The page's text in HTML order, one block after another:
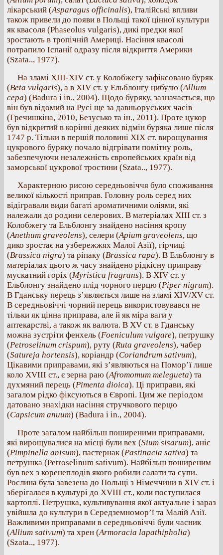
лікарський (Asparagus officinalis), Італійські впливи
також привели до появи в Польщі такої цінної культури
як квасоля (Phaseolus vulgaris), дикі предки якої
зростають в тропічній Америці. Насіння квасолі
потрапило Іспанії одразу після відкриття Америки
(Szata.., 1977).
На зламі XIII-XIV ст. у Колобжегу зафіксовано буряк
(Beta vulgaris), а в XIV ст. у Ельблонгу цибулю (Allium
cepa) (Badura i in., 2004). Щодо буряку, зазначається, що
він був відомий на Русі ще за давньоруських часів
(Гречишкіна, 2010, Безусько та ін., 2011). Проте цукор
був відкритий в корінні деяких відмін буряка лише після
1747 р. Тільки в першій половині ХІХ ст. вирощування
цукрового буряку почало відгрівати помітну роль,
забезпечуючи незалежність європейських країн від
заморської цукрової тростини (Szata.., 1977).
Характерною рисою середньовіччя було споживання
великої кількості приправ. Головну роль серед них
відігравали види багаті ароматичними оліями, які
належали до родини селерових. В матеріалах XIII ст. з
Колобжегу та Ельблонгу знайдено насіння кропу
(Anethum graveolens), селери (Apium graveolens, що
дико зростає на узбережжях Малої Азії), гірчиці
(Brassica nigra) та ріпаку (Brassica rapa). В Ельблонгу в
матеріалах цього ж часу знайдено рідкісну приправу
мускатний горіх (Myristica fragrans). В XIV ст. у
Ельблонгу знайдено плід чорного перцю (Piper nigrum).
В Гданську перець з’являється лише на зламі XIV/XV ст.
В середньовіччі чорний перець використовувався не
тільки як цінна приправа, але й як міра ваги у
аптекарстві, а також як валюта. В XV ст. в Гданську
можна зустріти фенхель (Foeniculum vulgare), петрушку
(Petroselinum crispum), руту (Ruta graveolens), чабер
(Satureja hortensis), коріандр (Coriandrum sativum),
Цікавими приправами, які з’являються на Помор’ї лише
коло XVIII ст., є зерна раю (Afromomum melegueta) та
духмяний перець (Pimenta dioica). Ці приправи, які
загалом рідко фіксуються в Європі. Цим же періодом
датовано знахідки насіння стручкового перцю
(Capsicum anuum) (Badura i in., 2004).
Проте загалом найбільш поширеними приправами,
які вирощувалися на місці були вех (Sium sisarum), аніс
(Pimpinella anisum), пастернак (Pastinacia sativa) та
петрушка (Petroselinum sativum). Найбільш поширеним
був вех з коренеплодів якого робили салати та супи.
Рослина була завезена до Польщі з Німеччини в XIV ст. і
зберігалася в культурі до XVIII ст., коли поступилася
картоплі. Петрушка, культивування якої актуальне і зараз
увійшла до культури в Середземномор’ї та Малій Азії.
Важливими приправами в середньовіччі були часник
(Allium sativum) та хрен (Armoracia lapathipholia)
(Szata.., 1977).